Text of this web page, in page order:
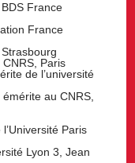
France
France
Paris
de l’université
au CNRS,
Paris
Lyon 3, Jean